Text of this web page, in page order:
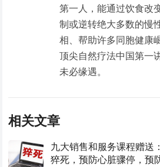
第一人，能通过饮食改
制或逆转绝大多数的慢
相、帮助许多同胞健康
顶尖自然疗法中国第一
未必缘遇。
相关文章
九大销售和服务课程赠
猝死，预防心脏骤停，预